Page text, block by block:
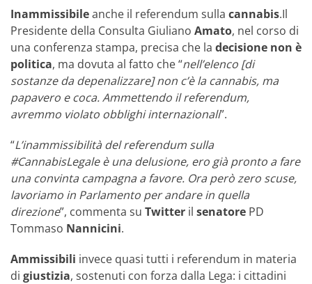
Inammissibileanche il referendum sulla cannabis.Il
Presidente della Consulta Giuliano Amato, nel corso di
una conferenza stampa, precisa che la decisione non è
politica, ma dovuta al fatto che “nell’elenco [di
sostanze da depenalizzare] non c’è la cannabis, ma
papavero e coca. Ammettendo il referendum,
avremmo violato obblighi internazionali”.
“L’inammissibilità del referendum sulla
#CannabisLegale è una delusione, ero già pronto a fare
una convinta campagna a favore. Ora però zero scuse,
lavoriamo in Parlamento per andare in quella
direzione”, commenta su Twitter il senatore PD
Tommaso Nannicini.
Ammissibili invece quasi tutti i referendum in materia
di giustizia, sostenuti con forza dalla Lega: i cittadini